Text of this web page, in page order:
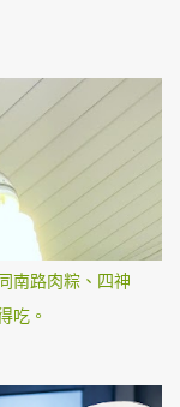
南路肉粽、四神
吃。